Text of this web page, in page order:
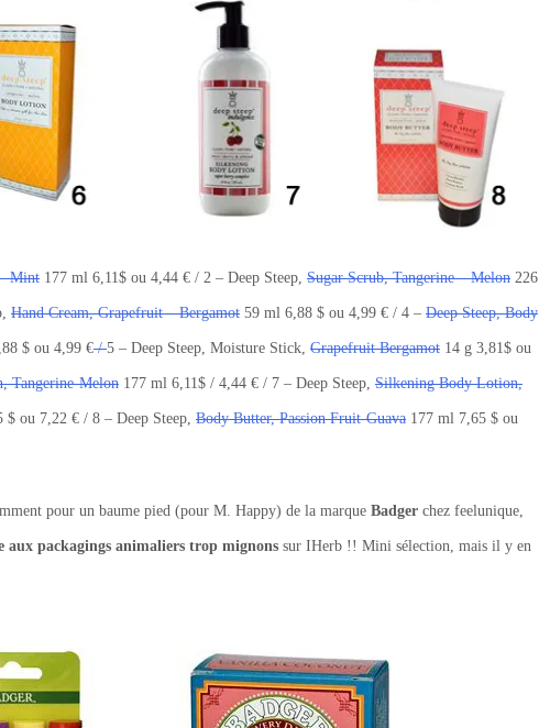
Mint 177 ml 6,11$ ou 4,44 € / 2 – Deep Steep, Sugar Scrub, Tangerine – Melon 226
Hand Cream, Grapefruit – Bergamot 59 ml 6,88 $ ou 4,99 € / 4 – Deep Steep, Body
$ ou 4,99 €/5 – Deep Steep, Moisture Stick, Grapefruit Bergamot 14 g 3,81$ ou
Tangerine-Melon 177 ml 6,11$ / 4,44 € / 7 – Deep Steep, Silkening Body Lotion,
$ ou 7,22 € / 8 – Deep Steep, Body Butter, Passion Fruit-Guava 177 ml 7,65 $ ou
pour un baume pied (pour M. Happy) de la marque Badger chez feelunique,
aux packagings animaliers trop mignons sur IHerb !! Mini sélection, mais il y en